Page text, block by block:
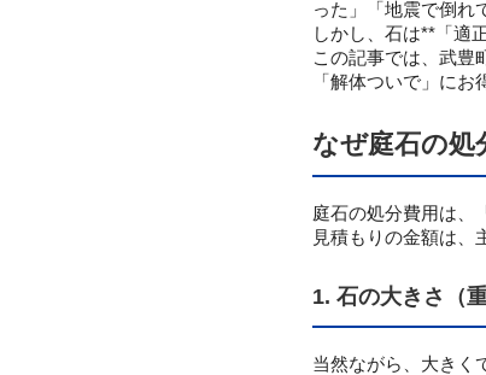
った」「地震で倒れ
しかし、石は**「適
この記事では、武豊
「解体ついで」にお
なぜ庭石の処
庭石の処分費用は、
見積もりの金額は、
1. 石の大きさ（重
当然ながら、大きく